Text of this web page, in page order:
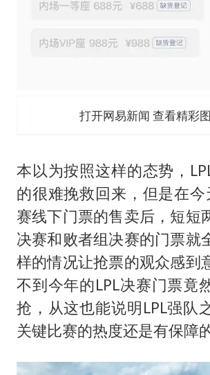
打开网易新闻 查看精彩
本以为按照这样的态势，
的很难挽救回来，但是在今
赛线下门票的售卖后，短短
决赛和败者组决赛的门票就
样的情况让抢票的观众感到
不到今年的LPL决赛门票竟
抢，从这也能说明LPL强队
关键比赛的热度还是有保障的